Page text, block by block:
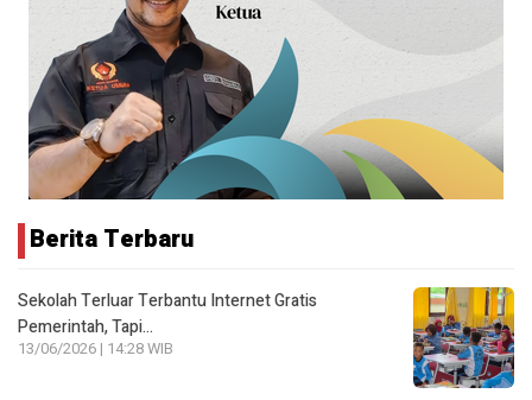
Berita Terbaru
Sekolah Terluar Terbantu Internet Gratis
Pemerintah, Tapi…
13/06/2026 | 14:28 WIB